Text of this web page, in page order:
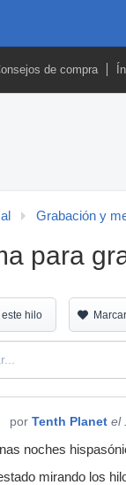
de compra
Grabación y
para
hilo
por Tenth Planet el
noches
mirando los